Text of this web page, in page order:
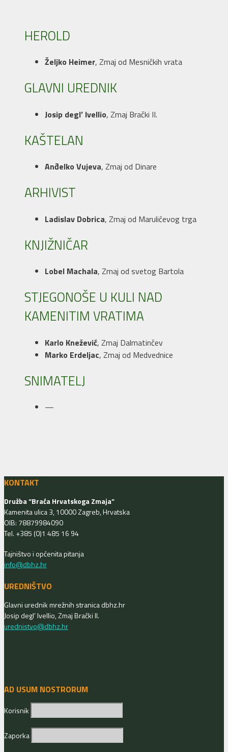
HEROLD
Željko Heimer, Zmaj od Mesničkih vrata
GLAVNI UREDNIK
Josip degl’ Ivellio, Zmaj Brački II.
KAŠTELAN
Anđelko Vujeva, Zmaj od Dinare
ARHIVIST
Ladislav Dobrica, Zmaj od Marulićevog trga
KNJIŽNIČAR
Lobel Machala, Zmaj od svetog Bartola
STJEGONOŠE U KULI NAD
KAMENITIM VRATIMA
Karlo Knežević, Zmaj Dalmatinčev
Marko Erdeljac, Zmaj od Medvednice
SNIMATELJ
—
KONTAKT
Družba “Braća Hrvatskoga Zmaja”
Kamenita ulica 3, 10000 Zagreb, Hrvatska
OIB: 78879984090
Tel. +385 (0)1 485 16 94
Tajništvo i općenita pitanja
info@dbhz.hr
UREDNIŠTVO
Glavni urednik mrežnih stranica dbhz.hr
Josip degl’ Ivellio, Zmaj Brački II.
urednistvo@dbhz.hr
AD USUM NOSTRORUM
Korisnik
Zaporka